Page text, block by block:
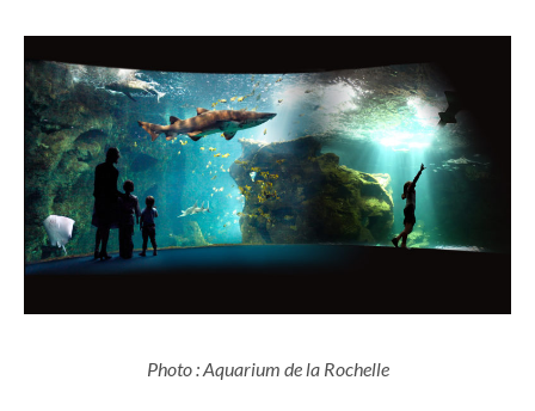
Photo : Aquarium de la Rochelle